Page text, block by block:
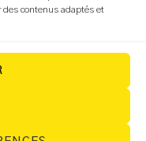
des contenus adaptés et